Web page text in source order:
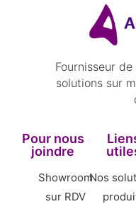
Fournisseur
solutions sur
Pour nous
joindre
Showroom
sur RDV
Nos